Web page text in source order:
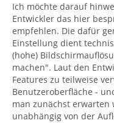
Ich möchte darauf
Entwickler das hier
empfehlen. Die dafür
Einstellung dient
(hohe)
machen". Laut den
Features zu teilweise
Benutzeroberfläche -
man zunächst erwarten
unabhängig von der